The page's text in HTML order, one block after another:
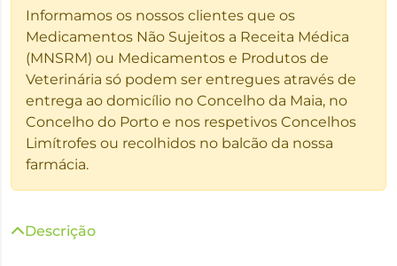
Informamos os nossos clientes que os
Medicamentos Não Sujeitos a Receita Médica
(MNSRM) ou Medicamentos e Produtos de
Veterinária só podem ser entregues através de
entrega ao domicílio no Concelho da Maia, no
Concelho do Porto e nos respetivos Concelhos
Limítrofes ou recolhidos no balcão da nossa
farmácia.
Descrição